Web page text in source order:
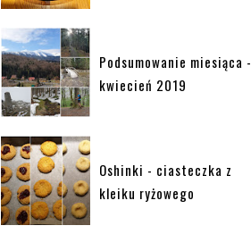
Podsumowanie miesiąca -
kwiecień 2019
Oshinki - ciasteczka z
kleiku ryżowego